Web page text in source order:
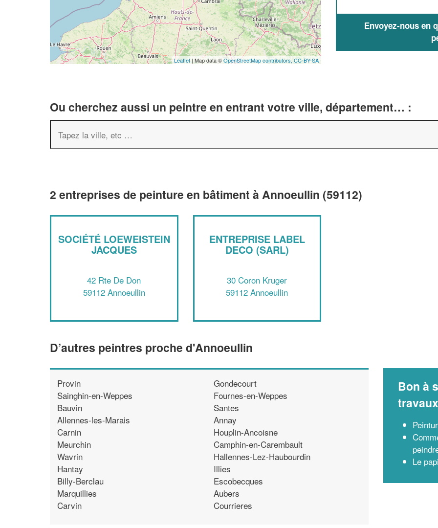
Leaflet | Map data ©OpenStreetMap contributors, CC-BY-SA
Envoyez-nous en
Ou cherchez aussi un peintre en entrant votre ville, département… :
2 entreprises de peinture en bâtiment à Annoeullin (59112)
SOCIÉTÉ LOEWEISTEIN
JACQUES
42 Rte De Don
59112 Annoeullin
ENTREPRISE LABEL
DECO (SARL)
30 Coron Kruger
59112 Annoeullin
D’autres peintres proche d'Annoeullin
Provin
Sainghin-en-Weppes
Bauvin
Allennes-les-Marais
Carnin
Meurchin
Wavrin
Hantay
Billy-Berclau
Marquillies
Carvin
Gondecourt
Fournes-en-Weppes
Santes
Annay
Houplin-Ancoisne
Camphin-en-Carembault
Hallennes-Lez-Haubourdin
Illies
Escobecques
Aubers
Courrieres
Bon à
travaux
Le